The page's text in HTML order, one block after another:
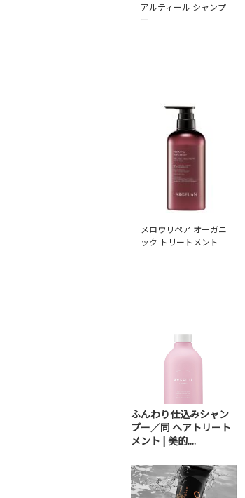
アルティール シャンプ
ー
メロウリペア オーガニ
ック トリートメント
ふんわり仕込みシャン
プー／同 ヘアトリート
メント | 美的....